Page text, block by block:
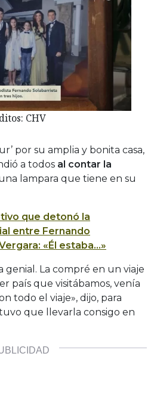
CHV
por su amplia y bonita casa,
a todos al contar la
lampara que tiene en su
que detonó la
entre Fernando
«Él estaba…»
genial. La compré en un viaje
país que visitábamos, venía
todo el viaje», dijo, para
que llevarla consigo en